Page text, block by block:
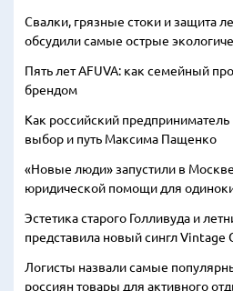
Свалки, грязные стоки и защита
обсудили самые острые
Пять лет AFUVA: как семейный
брендом
Как российский
выбор и путь Максима Пащенко
«Новые люди» запустили в
юридической помощи для
Эстетика старого Голливуда и
представила новый сингл Vintage
Логисты назвали самые
россиян товары для активного